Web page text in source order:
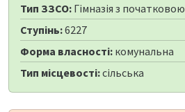
Тип ЗЗСО: Гімназія з
Ступінь:6227
Форма власності: комунальна
Тип місцевості:сільська